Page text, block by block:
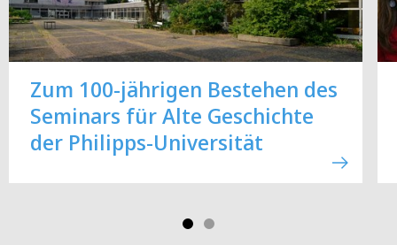
Zum 100-jährigen Bestehen des
Seminars für Alte Geschichte
der Philipps-Universität